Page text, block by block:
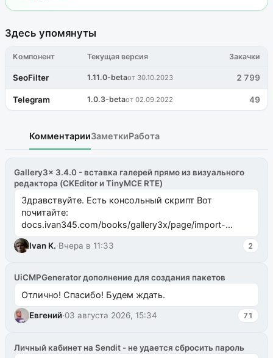
Здесь упомянуты
Компонент Текущая версия Закачки
SeoFilter 1.11.0-betaот 30.10.2023 2 799
Telegram 1.0.3-betaот 02.09.2022 49
КомментарииЗаметкиРабота
Gallery3x 3.4.0 - вставка галерей прямо из визуального
редактора (CKEditor и TinyMCE RTE)
Здравствуйте. Есть консольный скрипт Вот
почитайте:
docs.ivan345.com/books/gallery3x/page/import-
ms2galleryphp
Ivan K.·Вчера в 11:33 2
UiCMPGenerator дополнение для создания пакетов
Отлично! Спасибо! Будем ждать.
Евгений·03 августа 2026, 15:34 71
Личный кабинет на Sendit - не удается сбросить пароль